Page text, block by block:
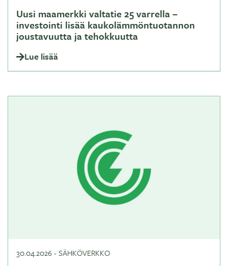
Uusi maamerkki valtatie 25 varrella –
investointi lisää kaukolämmöntuotannon
joustavuutta ja tehokkuutta
Lue lisää
30.04.2026-SÄHKÖVERKKO